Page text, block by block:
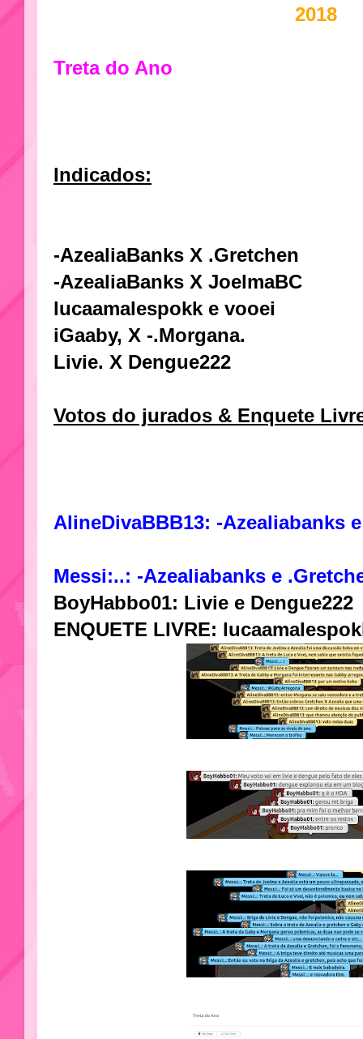
2018
Treta do Ano
Indicados:
-AzealiaBanks X .Gretchen
-AzealiaBanks X JoelmaBC
lucaamalespokk e vooei
iGaaby, X -.Morgana.
Livie. X Dengue222
Votos do jurados & Enquete
AlineDivaBBB13: -Azealiabanks
Messi:..: -Azealiabanks e
BoyHabbo01: Livie e Dengue222
ENQUETE LIVRE: